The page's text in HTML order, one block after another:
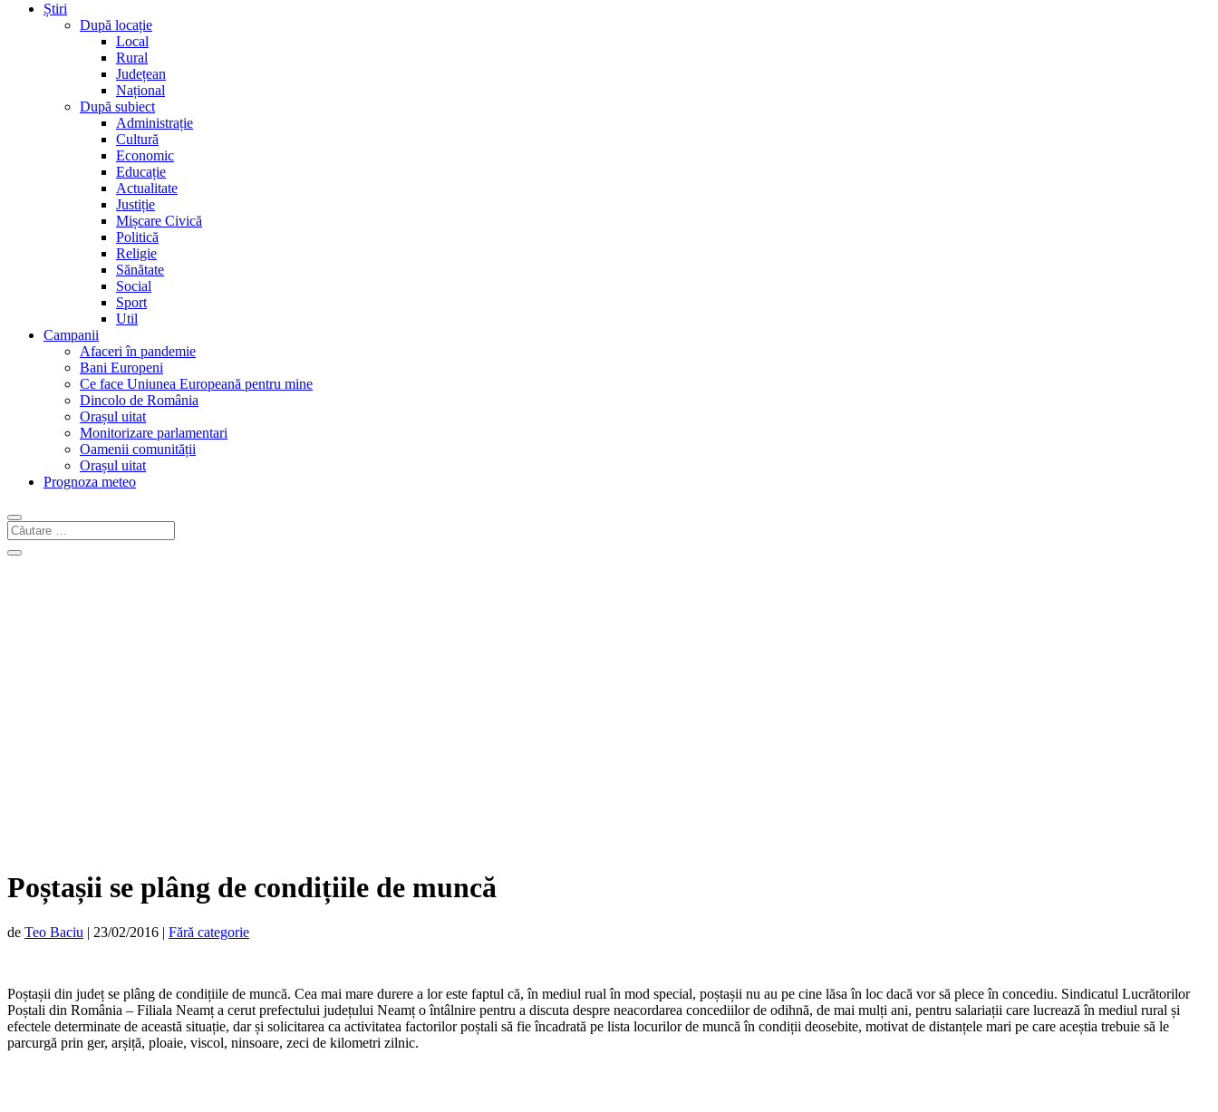
Știri
După locație
Local
Rural
Județean
Național
După subiect
Administrație
Cultură
Economic
Educație
Actualitate
Justiție
Mișcare Civică
Politică
Religie
Sănătate
Social
Sport
Util
Campanii
Afaceri în pandemie
Bani Europeni
Ce face Uniunea Europeană pentru mine
Dincolo de România
Orașul uitat
Monitorizare parlamentari
Oamenii comunității
Orașul uitat
Prognoza meteo
Poștașii se plâng de condițiile de muncă
de Teo Baciu | 23/02/2016 | Fără categorie
Poștașii din județ se plâng de condițiile de muncă. Cea mai mare durere a lor este faptul că, în mediul rual în mod special, poștașii nu au pe cine lăsa în loc dacă vor să plece în concediu. Sindicatul Lucrătorilor
Poștali din România – Filiala Neamț a cerut prefectului județului Neamț o întâlnire pentru a discuta despre neacordarea concediilor de odihnă, de mai mulți ani, pentru salariații care lucrează în mediul rural și
efectele determinate de această situație, dar și solicitarea ca activitatea factorilor poștali să fie încadrată pe lista locurilor de muncă în condiții deosebite, motivat de distanțele mari pe care aceștia trebuie să le
parcurgă prin ger, arșiță, ploaie, viscol, ninsoare, zeci de kilometri zilnic.